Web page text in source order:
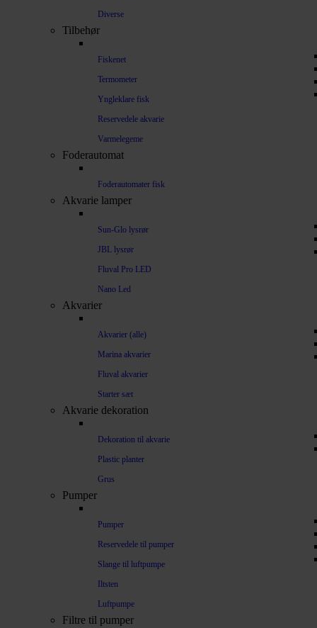
Diverse
Tilbehør
Fiskenet
Termometer
Yngleklare fisk
Reservedele akvarie
Varmelegeme
Foderautomat
Foderautomater fisk
Akvarie lamper
Sun-Glo lysrør
JBL lysrør
Fluval Pro LED
Nano Led
Akvarier
Akvarier (alle)
Marina akvarier
Fluval akvarier
Starter sæt
Akvarie dekoration
Dekoration til akvarie
Plastic planter
Grus
Pumper
Pumper
Reservedele til pumper
Slange til luftpumpe
Iltsten
Luftpumpe
Filtre til pumper